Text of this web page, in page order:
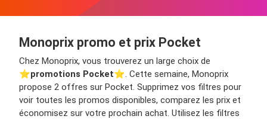
Monoprix promo et prix Pocket
Chez Monoprix, vous trouverez un large choix de
⭐️promotions Pocket⭐️. Cette semaine, Monoprix
propose 2 offres sur Pocket. Supprimez vos filtres pour
voir toutes les promos disponibles, comparez les prix et
économisez sur votre prochain achat. Utilisez les filtres